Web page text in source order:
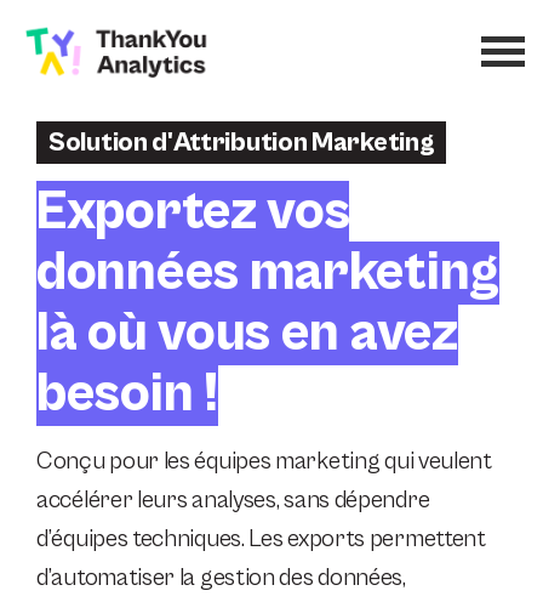
Solution d'Attribution Marketing
Exportez vos
données marketing
là où vous en avez
besoin !
Conçu pour les équipes marketing qui veulent
accélérer leurs analyses, sans dépendre
d’équipes techniques. Les exports permettent
d’automatiser la gestion des données,